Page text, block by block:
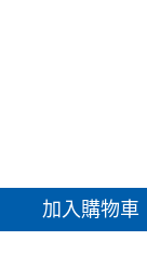
加入購物車